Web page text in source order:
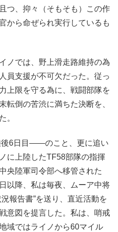
つ、抑々（そもそも）この作
から命ぜられ実行しているも
ノでは、野上滑走路維持の為
員支援が不可欠だった。従っ
上限を守る為に、戦闘部隊を
転倒の苦渋に満ちた決断を、
。
6日目――のこと、更に追い
に上陸したTF58部隊の指揮
央陸軍司令部へ移管された
以降、私は毎夜、ムーア中将
報告書”を送り、直近活動を
意図を提言した。私は、哨戒
域ではライノから60マイル